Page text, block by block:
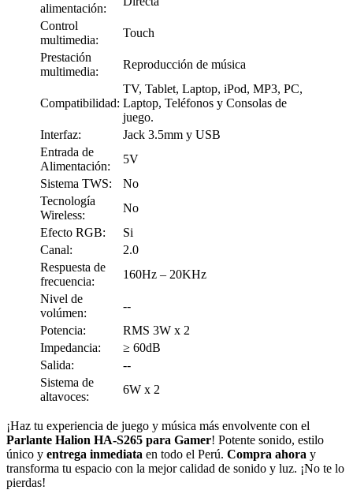
alimentación:
Control
multimedia:
Touch
Prestación
multimedia:
Reproducción de música
Compatibilidad:
TV, Tablet, Laptop, iPod, MP3, PC,
Laptop, Teléfonos y Consolas de
juego.
Interfaz:
Jack 3.5mm y USB
Entrada de
Alimentación:
5V
Sistema TWS:
No
Tecnología
Wireless:
No
Efecto RGB:
Si
Canal:
2.0
Respuesta de
frecuencia:
160Hz – 20KHz
Nivel de
volúmen:
--
Potencia:
RMS 3W x 2
Impedancia:
≥ 60dB
Salida:
--
Sistema de
altavoces:
6W x 2
¡Haz tu experiencia de juego y música más envolvente con el
Parlante Halion HA-S265 para Gamer! Potente sonido, estilo
único y entrega inmediata en todo el Perú. Compra ahora y
transforma tu espacio con la mejor calidad de sonido y luz. ¡No te lo
pierdas!